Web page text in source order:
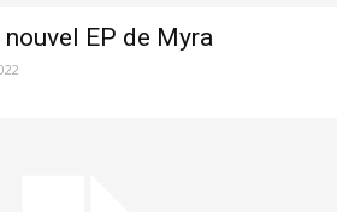
nouvel EP de Myra